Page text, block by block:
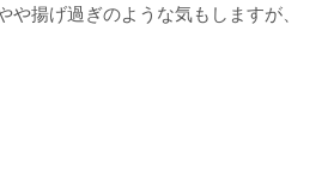
や揚げ過ぎのような気もしますが、